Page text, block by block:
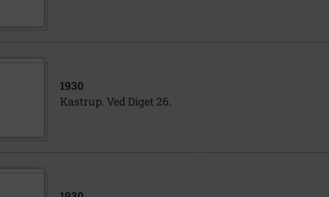
1930
Kastrup. Ved Diget 26.